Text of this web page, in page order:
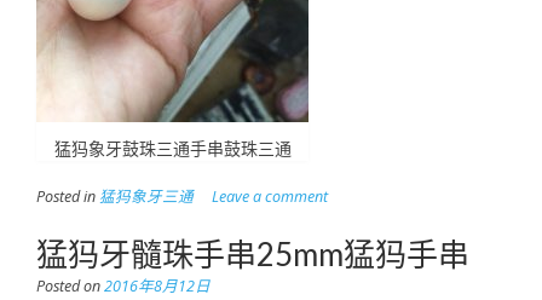
猛犸象牙鼓珠三通手串鼓珠三通
Posted in 猛犸象牙三通 Leave a comment
猛犸牙髓珠手串25mm猛犸手串
Posted on2016年8月12日